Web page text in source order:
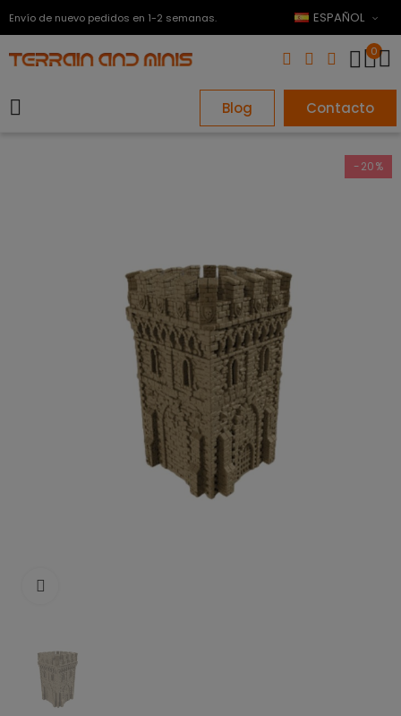
Envío de nuevo pedidos en 1-2 semanas. ESPAÑOL
0
Blog Contacto
-20%